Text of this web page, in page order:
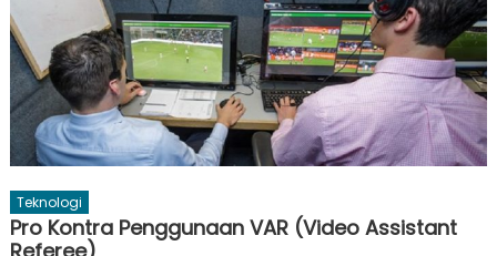
Teknologi
Pro Kontra Penggunaan VAR (Video Assistant